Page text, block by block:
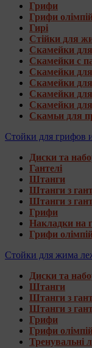
Грифи
Грифи
Гирі
Стійки для
Скамейки для
Скамейки с
Скамейки
Скамейки
Скамейки
Скамейки
Скамьи для
Стойки для грифов
Диски та
Гантелі
Штанги
Штанги з
Штанги з
Грифи
Накладки на
Грифи
Стойки для жима
Диски та
Штанги
Штанги з
Штанги з
Грифи
Грифи
Тренувальні